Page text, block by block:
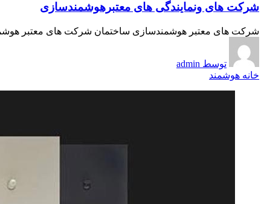
شرکت های ونمایندگی های معتبرهوشمندسازی
شرکت های معتبر هوشمندسازی ساختمان شرکت های معتبر
توسط admin
خانه هوشمند